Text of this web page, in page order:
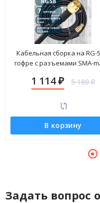
Кабельная сборка на RG-
гофре с разъемами SMA-
1 114 ₽ 5 180₽
В корзину
Задать вопрос